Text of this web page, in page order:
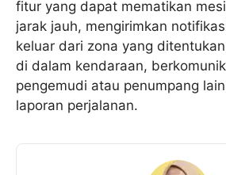
fitur yang dapat mematikan
jarak jauh, mengirimkan
keluar dari zona yang
di dalam kendaraan,
pengemudi atau penumpang
laporan perjalanan.